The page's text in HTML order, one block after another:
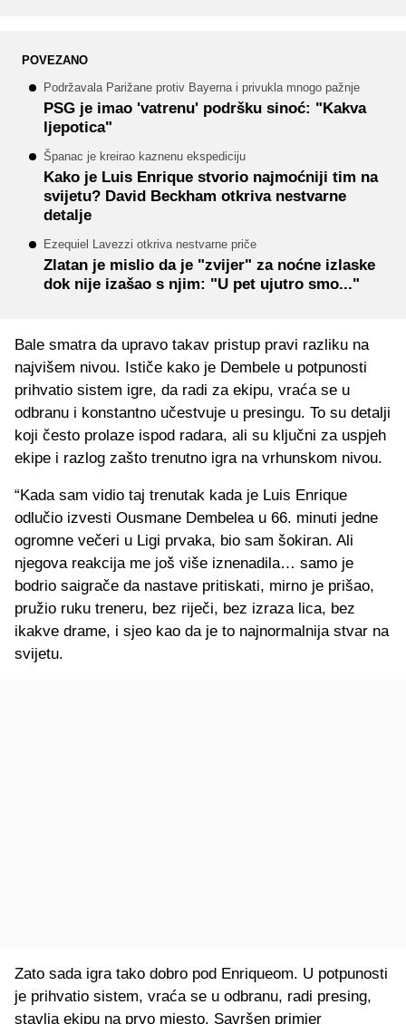
POVEZANO
Podržavala Parižane protiv Bayerna i privukla mnogo pažnje
PSG je imao 'vatrenu' podršku sinoć: "Kakva
ljepotica"
Španac je kreirao kaznenu ekspediciju
Kako je Luis Enrique stvorio najmoćniji tim na
svijetu? David Beckham otkriva nestvarne
detalje
Ezequiel Lavezzi otkriva nestvarne priče
Zlatan je mislio da je "zvijer" za noćne izlaske
dok nije izašao s njim: "U pet ujutro smo..."
Bale smatra da upravo takav pristup pravi razliku na
najvišem nivou. Ističe kako je Dembele u potpunosti
prihvatio sistem igre, da radi za ekipu, vraća se u
odbranu i konstantno učestvuje u presingu. To su detalji
koji često prolaze ispod radara, ali su ključni za uspjeh
ekipe i razlog zašto trenutno igra na vrhunskom nivou.
“Kada sam vidio taj trenutak kada je Luis Enrique
odlučio izvesti Ousmane Dembelea u 66. minuti jedne
ogromne večeri u Ligi prvaka, bio sam šokiran. Ali
njegova reakcija me još više iznenadila… samo je
bodrio saigrače da nastave pritiskati, mirno je prišao,
pružio ruku treneru, bez riječi, bez izraza lica, bez
ikakve drame, i sjeo kao da je to najnormalnija stvar na
svijetu.
Zato sada igra tako dobro pod Enriqueom. U potpunosti
je prihvatio sistem, vraća se u odbranu, radi presing,
stavlja ekipu na prvo mjesto. Savršen primjer